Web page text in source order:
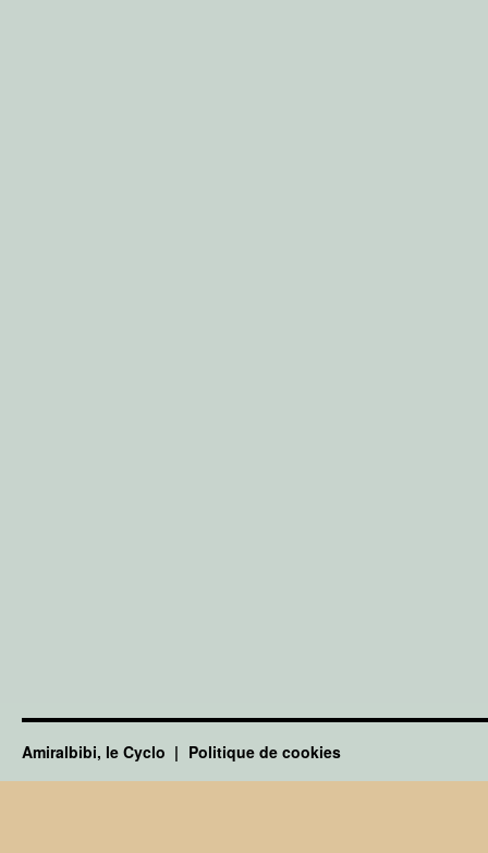
Amiralbibi, le Cyclo Politique de cookies